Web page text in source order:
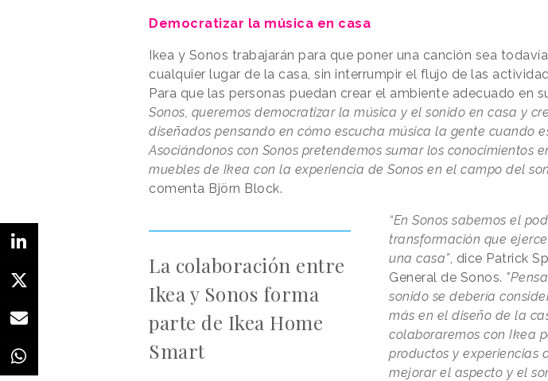
Democratizar la música en casa
Ikea y Sonos trabajarán para que poner una canción sea
cualquier lugar de la casa, sin interrumpir el flujo de las
Para que las personas puedan crear el ambiente adecuado en
Sonos, queremos democratizar la música y el sonido en casa y
diseñados pensando en cómo escucha música la gente cuando
Asociándonos con Sonos pretendemos sumar los conocimientos
muebles de Ikea con la experiencia de Sonos en el campo del
comenta Björn Block.
La colaboración entre
Ikea y Sonos forma
parte de Ikea Home
Smart
“En Sonos sabemos el
transformación que
una casa”, dice Patrick
General de Sonos.
sonido se debería
más en el diseño de la
colaboraremos con Ikea
productos y experiencias
mejorar el aspecto y el